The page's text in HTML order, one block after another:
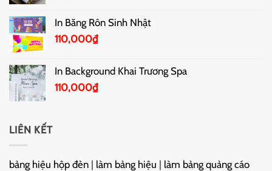
In Băng Rôn Sinh Nhật
110,000₫
In Background Khai Trương Spa
110,000₫
LIÊN KẾT
bảng hiệu hộp đèn | làm bảng hiệu | làm bảng quảng cáo